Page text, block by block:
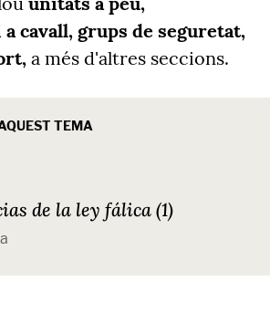
cavall, grups de seguretat,
a més d'altres seccions.
TEMA
de la ley fálica (1)